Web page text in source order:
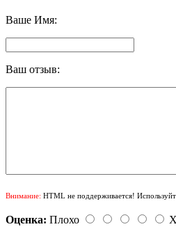
Ваше Имя:
Ваш отзыв:
Внимание: HTML не поддерживается!
Оценка: Плохо